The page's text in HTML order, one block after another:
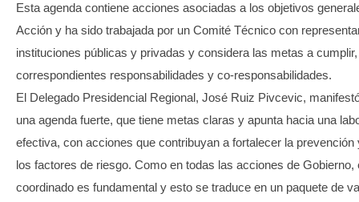
Esta agenda contiene acciones asociadas a los objetivos
Acción y ha sido trabajada por un Comité Técnico con
instituciones públicas y privadas y considera las metas a
correspondientes responsabilidades y co-responsabilidades.
El Delegado Presidencial Regional, José Ruiz Pivcevic,
una agenda fuerte, que tiene metas claras y apunta hacia una
efectiva, con acciones que contribuyan a fortalecer la prevención
los factores de riesgo. Como en todas las acciones de Gobierno,
coordinado es fundamental y esto se traduce en un paquete de